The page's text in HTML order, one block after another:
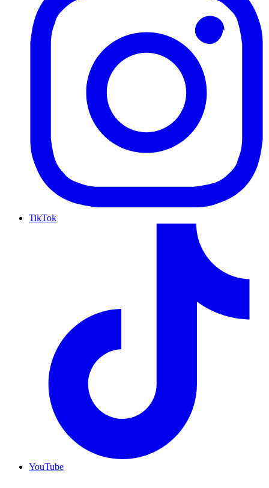
TikTok
YouTube